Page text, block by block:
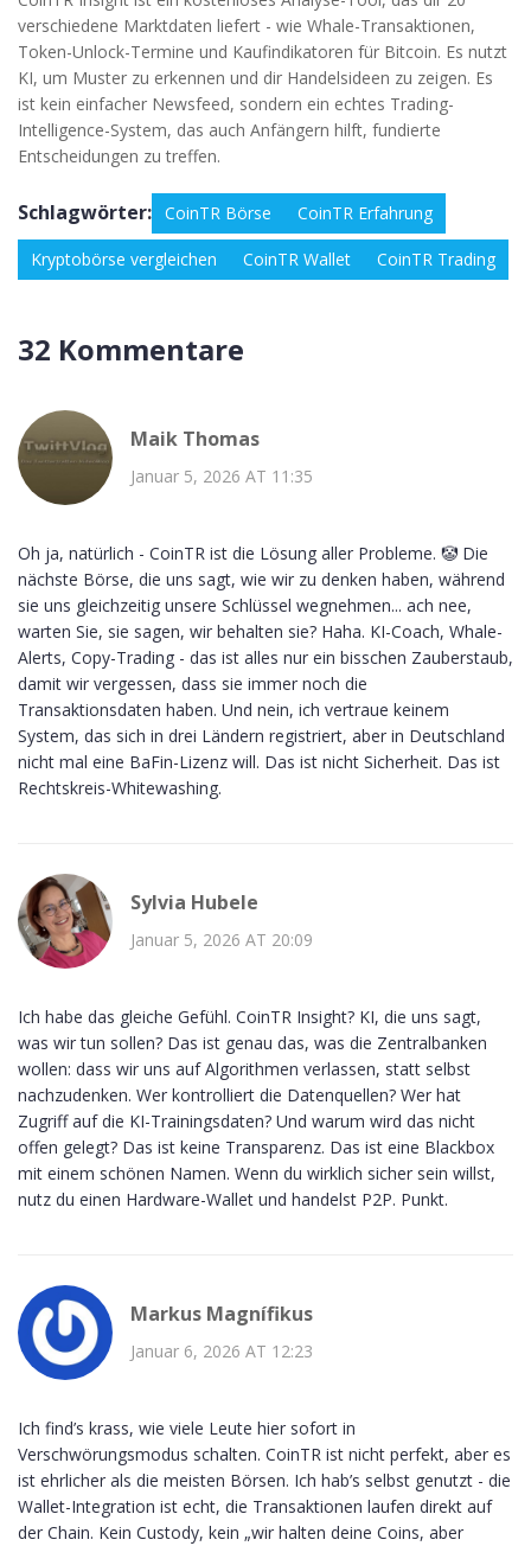
verschiedene Marktdaten liefert - wie Whale-Transaktionen,
Token-Unlock-Termine und Kaufindikatoren für Bitcoin. Es nutzt
KI, um Muster zu erkennen und dir Handelsideen zu zeigen. Es
ist kein einfacher Newsfeed, sondern ein echtes Trading-
Intelligence-System, das auch Anfängern hilft, fundierte
Entscheidungen zu treffen.
Schlagwörter: CoinTR Börse CoinTR Erfahrung
Kryptobörse vergleichen CoinTR Wallet CoinTR Trading
32 Kommentare
Maik Thomas
Januar 5, 2026 AT 11:35
Oh ja, natürlich - CoinTR ist die Lösung aller Probleme. 🤡 Die
nächste Börse, die uns sagt, wie wir zu denken haben, während
sie uns gleichzeitig unsere Schlüssel wegnehmen... ach nee,
warten Sie, sie sagen, wir behalten sie? Haha. KI-Coach, Whale-
Alerts, Copy-Trading - das ist alles nur ein bisschen Zauberstaub,
damit wir vergessen, dass sie immer noch die
Transaktionsdaten haben. Und nein, ich vertraue keinem
System, das sich in drei Ländern registriert, aber in Deutschland
nicht mal eine BaFin-Lizenz will. Das ist nicht Sicherheit. Das ist
Rechtskreis-Whitewashing.
Sylvia Hubele
Januar 5, 2026 AT 20:09
Ich habe das gleiche Gefühl. CoinTR Insight? KI, die uns sagt,
was wir tun sollen? Das ist genau das, was die Zentralbanken
wollen: dass wir uns auf Algorithmen verlassen, statt selbst
nachzudenken. Wer kontrolliert die Datenquellen? Wer hat
Zugriff auf die KI-Trainingsdaten? Und warum wird das nicht
offen gelegt? Das ist keine Transparenz. Das ist eine Blackbox
mit einem schönen Namen. Wenn du wirklich sicher sein willst,
nutz du einen Hardware-Wallet und handelst P2P. Punkt.
Markus Magnífikus
Januar 6, 2026 AT 12:23
Ich find’s krass, wie viele Leute hier sofort in
Verschwörungsmodus schalten. CoinTR ist nicht perfekt, aber es
ist ehrlicher als die meisten Börsen. Ich hab’s selbst genutzt - die
Wallet-Integration ist echt, die Transaktionen laufen direkt auf
der Chain. Kein Custody, kein „wir halten deine Coins, aber